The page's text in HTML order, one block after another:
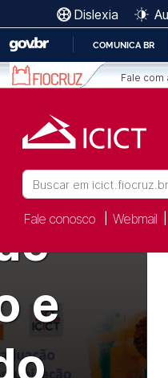
ICICT |
Ir para o conteúdo [1]
Ir para o menu [2]
COMUNICA BR
Fale com
Dislexia
Buscar
Fale conosco Webmail
o
e